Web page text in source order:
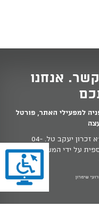
אנחנו
למפעילי האתר, פורטל
04-
על ידי המשרד לשוויון
שימרון